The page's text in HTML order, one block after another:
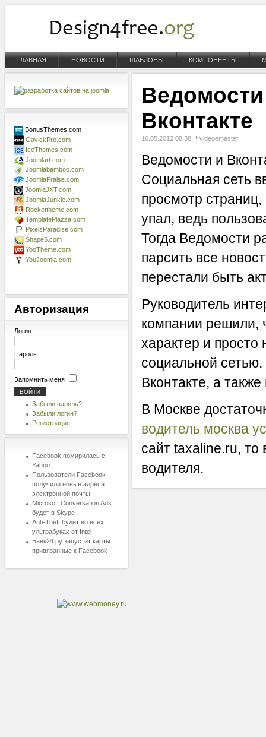
ГЛАВНАЯ НОВОСТИ ШАБЛОНЫ КОМПОНЕНТЫ
Ведомости
Вконтакте
16.05.2012 08:38 videoemaster
Ведомости и
Социальная сеть
просмотр
упал, ведь
Тогда Ведомости
парсить все
перестали быть
Руководитель
компании решили,
характер и просто
социальной
Вконтакте, а
В Москве
водитель москва
сайт taxaline.ru, то
водителя.
BonusThemes.com
GavickPro.com
IceThemes.com
Joomlart.com
Joomlabamboo.com
JoomlaPraise.com
JoomlaJXT.com
JoomlaJunkie.com
Rockettheme.com
TemplatePlazza.com
PixelsParadise.com
Shape5.com
YooTheme.com
YouJoomla.com
Авторизация
Логин
Пароль
Запомнить меня
Забыли пароль?
Забыли логин?
Регистрация
Facebook помирилась с
Yahoo
Пользователи Facebook
получили новые адреса
электронной почты
Microsoft Conversation Ads
будет в Skype
Anti-Theft будет во всех
ультрабуках от Intel
Банк24.ру запустит карты
привязанные к Facebook